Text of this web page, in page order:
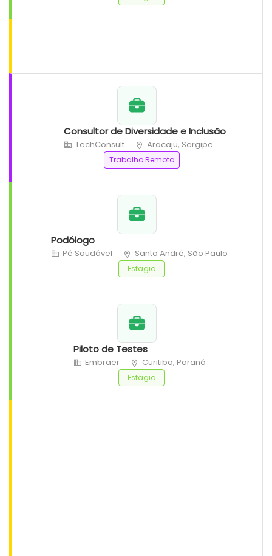
Consultor de Diversidade e Inclusão
TechConsult Aracaju, Sergipe
Trabalho Remoto
Podólogo
Pé Saudável Santo André, São Paulo
Estágio
Piloto de Testes
Embraer Curitiba, Paraná
Estágio